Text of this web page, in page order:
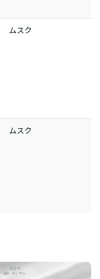
ムスク
ムスク